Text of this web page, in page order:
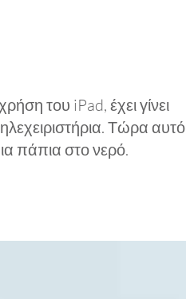
του iPad, έχει γίνει
Τώρα αυτό
πάπια στο νερό.